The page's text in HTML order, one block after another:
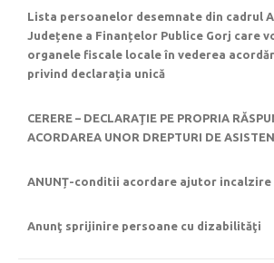
Lista persoanelor desemnate din cadrul
Județene a Finanțelor Publice Gorj care
organele fiscale locale în vederea
privind declarația unică
CERERE – DECLARAŢIE PE PROPRIA
ACORDAREA UNOR DREPTURI DE
ANUNȚ-conditii acordare ajutor incalzire
Anunţ sprijinire persoane cu dizabilităţi